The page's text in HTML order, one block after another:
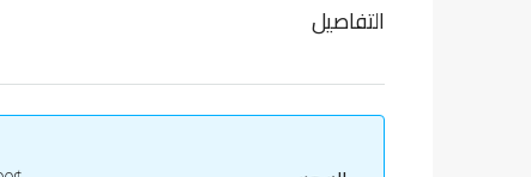
التفاصيل